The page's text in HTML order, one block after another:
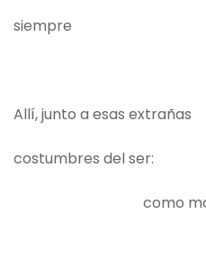
siempre
y
Allí, junto a esas extrañas
costumbres del ser:
como